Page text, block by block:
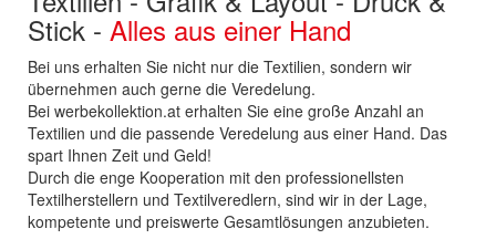
Stick - Alles aus einer Hand
Bei uns erhalten Sie nicht nur die Textilien, sondern wir
übernehmen auch gerne die Veredelung.
Bei werbekollektion.at erhalten Sie eine große Anzahl an
Textilien und die passende Veredelung aus einer Hand. Das
spart Ihnen Zeit und Geld!
Durch die enge Kooperation mit den professionellsten
Textilherstellern und Textilveredlern, sind wir in der Lage,
kompetente und preiswerte Gesamtlösungen anzubieten.